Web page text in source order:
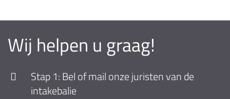
Wij helpen u graag!
Stap 1: Bel of mail onze juristen van de
intakebalie